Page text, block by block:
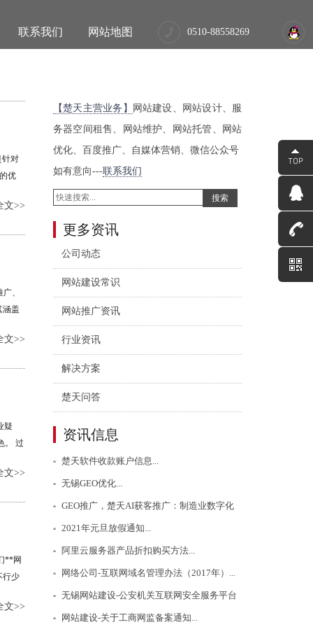
联系我们 网站地图 0510-88558269
针对
优
文>>
、
涵盖
：覆
文>>
疑
。 过
文>>
**网
行少
个公
文>>
【楚天主营业务】
网站建设、网站设计、服
务器空间租售、网站维护、网站托管、网站
优化、百度推广、自媒体营销、微信公众号
如有意向---联系我们
搜索
更多资讯
公司动态
网站建设常识
网站推广资讯
行业资讯
解决方案
楚天问答
资讯信息
楚天软件收款账户信息...
无锡GEO优化...
GEO推广，楚天AI获客推广：制造业数字化
营销的璀璨之星...
2021年元旦放假通知...
阿里云服务器产品折扣购买方法...
网络公司-互联网域名管理办法（2017年）...
无锡网站建设-公安机关互联网安全服务平台
备案操作指南...
网站建设-关于工商网监备案通知...